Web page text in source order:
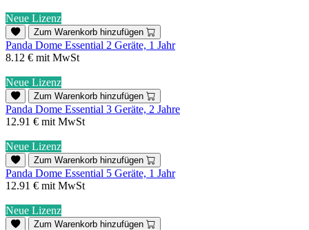
Neue Lizenz
Zum Warenkorb hinzufügen
Panda Dome Essential 2 Geräte, 1 Jahr
8.12 € mit MwSt
Neue Lizenz
Zum Warenkorb hinzufügen
Panda Dome Essential 3 Geräte, 2 Jahre
12.91 € mit MwSt
Neue Lizenz
Zum Warenkorb hinzufügen
Panda Dome Essential 5 Geräte, 1 Jahr
12.91 € mit MwSt
Neue Lizenz
Zum Warenkorb hinzufügen